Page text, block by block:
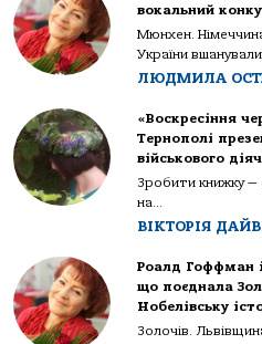
вокальний
Мюнхен.
України
ЛЮДМИЛА
«Воскресіння
Тернополі
військового
Зробити книжку
на...
ВІКТОРІЯ
Роалд Гоффман
що поєднала
Нобелівську
Золочів.